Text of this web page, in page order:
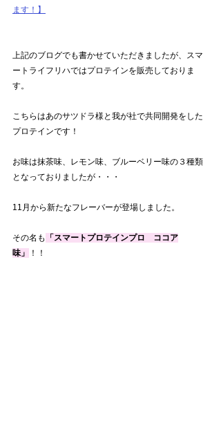
ます！】
上記のブログでも書かせていただきましたが、スマ
ートライフリハではプロテインを販売しておりま
す。
こちらはあのサツドラ様と我が社で共同開発をした
プロテインです！
お味は抹茶味、レモン味、ブルーベリー味の３種類
となっておりましたが・・・
11月から新たなフレーバーが登場しました。
その名も
「スマートプロテインプロ　ココア
味」
！！